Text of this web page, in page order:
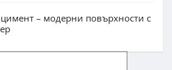
– модерни повърхности с